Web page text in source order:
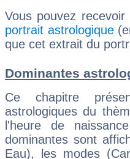
Vous pouvez
portrait astrologique
que cet extrait du
Dominantes
Ce chapitre
astrologiques du
l'heure de
dominantes sont
Eau), les modes